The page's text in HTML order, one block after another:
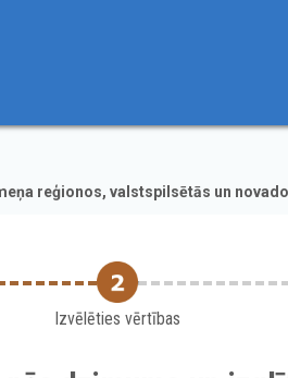
reģionos, valstspilsētās un
Izvēlēties vērtības